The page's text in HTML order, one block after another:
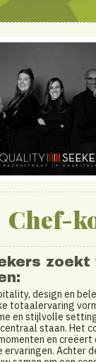
Chef-
zoekt
design en
totaalervaring
en stijlvolle
staan. Het
en creëert
ervaringen. Achter